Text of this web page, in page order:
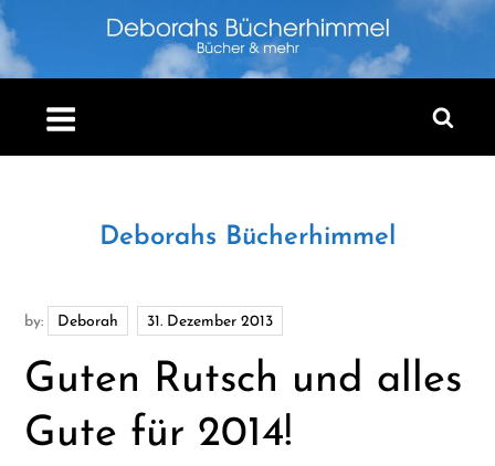
Skip
to
content
Deborahs Bücherhimmel
by: Deborah
Guten Rutsch und alles
Gute für 2014!